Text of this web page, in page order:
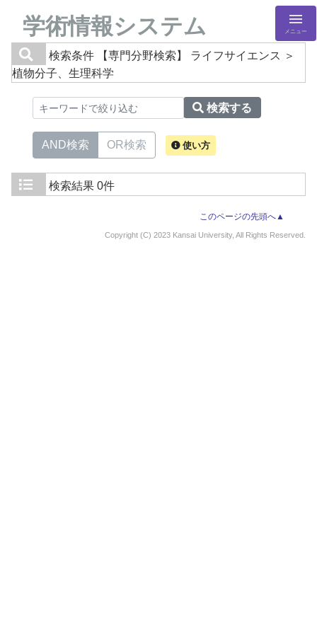
学術情報システム メニュー
検索条件
【専門分野検索】 ライフサイエンス ＞
植物分子、生理科学
検索する
AND検索 OR検索 使い方
検索結果 0件
このページの先頭へ▲
Copyright (C) 2023 Kansai University, All Rights Reserved.